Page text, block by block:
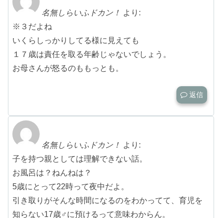
名無しらいふドカン！ より:
※３だよね
いくらしっかりしてる様に見えても
１７歳は責任を取る年齢じゃないでしょう。
お母さんが怒るのももっとも。
返信
名無しらいふドカン！ より:
子を持つ親としては理解できない話。
お風呂は？ねんねは？
5歳にとって22時って夜中だよ。
引き取りがそんな時間になるのをわかってて、育児を
知らない17歳♂に預けるって意味わからん。